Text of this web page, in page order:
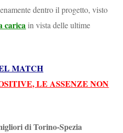
dentro il progetto, visto
carica in vista delle ultime
MATCH
LE ASSENZE NON
di Torino-Spezia